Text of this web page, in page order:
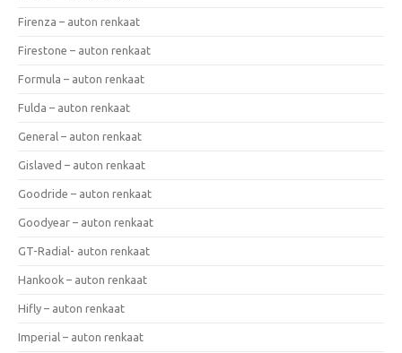
Firenza – auton renkaat
Firestone – auton renkaat
Formula – auton renkaat
Fulda – auton renkaat
General – auton renkaat
Gislaved – auton renkaat
Goodride – auton renkaat
Goodyear – auton renkaat
GT-Radial- auton renkaat
Hankook – auton renkaat
Hifly – auton renkaat
Imperial – auton renkaat